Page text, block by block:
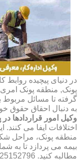
در دنیای پیچیده روابط
پونک, منطقه پونک
گرفته تا مسائل مربوط
به دنبال احقاق حقوق
وکیل امور قراردادها
اختلافات ایفا می
منطقه پونک، مراحل
بیمه می پردازد تا به
مطالبه کنید. 09125152796 خانم سیده رقیه موسوی